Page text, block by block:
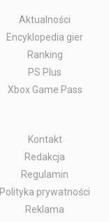
Aktualności
Encyklopedia gier
Ranking
PS Plus
Xbox Game Pass
Kontakt
Redakcja
Regulamin
Polityka prywatności
Reklama